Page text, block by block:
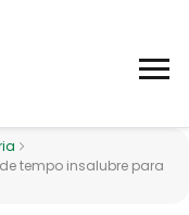
tempo insalubre para